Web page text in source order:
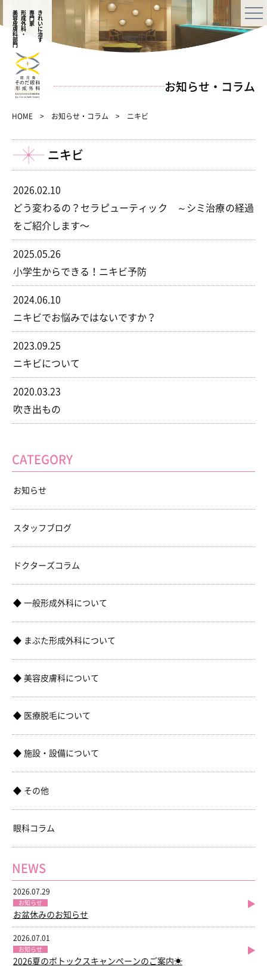
きれいに治す
専門家
形成外科・
美容皮膚科部門
お知らせ・コラム
HOME お知らせ・コラム ニキビ
ニキビ
2026.02.10
どう変わるの？セラピューティック ～シミ治療の経過
をご紹介します〜
2025.05.26
小学生からできる！ニキビ予防
2024.06.10
ニキビでお悩みではないですか？
2023.09.25
ニキビについて
2020.03.23
吹き出もの
CATEGORY
お知らせ
スタッフブログ
ドクターズコラム
一般形成外科について
まぶた形成外科について
美容皮膚科について
医療脱毛について
施設・設備について
その他
眼科コラム
NEWS
2026.07.29
お知らせ
お盆休みのお知らせ
2026.07.01
お知らせ
2026夏のボトックスキャンペーンのご案内☀